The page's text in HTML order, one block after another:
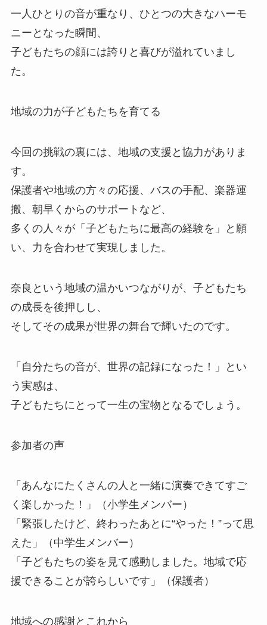
一人ひとりの音が重なり、ひとつの大きなハーモ
ニーとなった瞬間、
子どもたちの顔には誇りと喜びが溢れていまし
た。
地域の力が子どもたちを育てる
今回の挑戦の裏には、地域の支援と協力がありま
す。
保護者や地域の方々の応援、バスの手配、楽器運
搬、朝早くからのサポートなど、
多くの人々が「子どもたちに最高の経験を」と願
い、力を合わせて実現しました。
奈良という地域の温かいつながりが、子どもたち
の成長を後押しし、
そしてその成果が世界の舞台で輝いたのです。
「自分たちの音が、世界の記録になった！」とい
う実感は、
子どもたちにとって一生の宝物となるでしょう。
参加者の声
「あんなにたくさんの人と一緒に演奏できてすご
く楽しかった！」（小学生メンバー）
「緊張したけど、終わったあとに“やった！”って思
えた」（中学生メンバー）
「子どもたちの姿を見て感動しました。地域で応
援できることが誇らしいです」（保護者）
地域への感謝とこれから